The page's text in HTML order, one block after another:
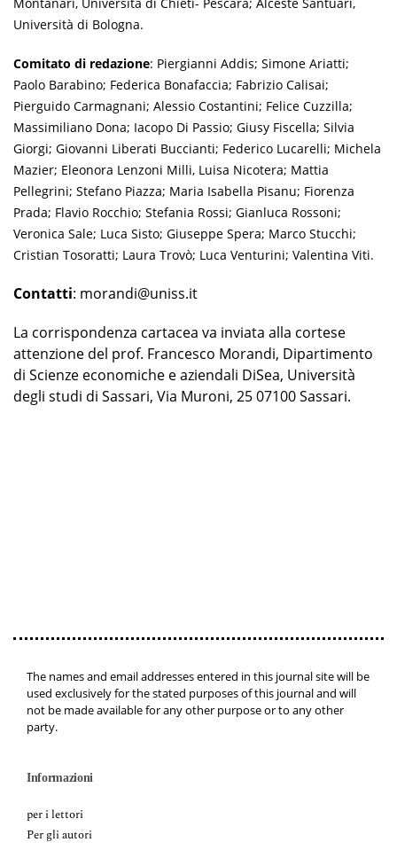
Montanari, Università di Chieti- Pescara; Alceste Santuari,
Università di Bologna.
Comitato di redazione: Piergianni Addis; Simone Ariatti;
Paolo Barabino; Federica Bonafaccia; Fabrizio Calisai;
Pierguido Carmagnani; Alessio Costantini; Felice Cuzzilla;
Massimiliano Dona; Iacopo Di Passio; Giusy Fiscella; Silvia
Giorgi; Giovanni Liberati Buccianti; Federico Lucarelli; Michela
Mazier; Eleonora Lenzoni Milli, Luisa Nicotera; Mattia
Pellegrini; Stefano Piazza; Maria Isabella Pisanu; Fiorenza
Prada; Flavio Rocchio; Stefania Rossi; Gianluca Rossoni;
Veronica Sale; Luca Sisto; Giuseppe Spera; Marco Stucchi;
Cristian Tosoratti; Laura Trovò; Luca Venturini; Valentina Viti.
Contatti: morandi@uniss.it
La corrispondenza cartacea va inviata alla cortese
attenzione del prof. Francesco Morandi, Dipartimento
di Scienze economiche e aziendali DiSea, Università
degli studi di Sassari, Via Muroni, 25 07100 Sassari.
The names and email addresses entered in this journal site will be
used exclusively for the stated purposes of this journal and will
not be made available for any other purpose or to any other
party.
Informazioni
per i lettori
Per gli autori